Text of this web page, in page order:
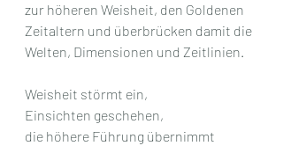
zur höheren Weisheit, den Goldenen
Zeitaltern und überbrücken damit die
Welten, Dimensionen und Zeitlinien.
Weisheit störmt ein,
Einsichten geschehen,
die höhere Führung übernimmt